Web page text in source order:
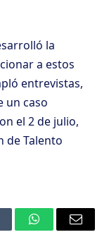
la
a estos
entrevistas,
un caso
el 2 de julio,
de Talento
WhatsAppEmail